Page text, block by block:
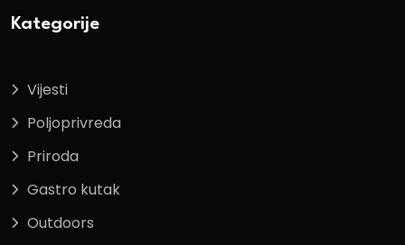
Kategorije
Vijesti
Poljoprivreda
Priroda
Gastro kutak
Outdoors